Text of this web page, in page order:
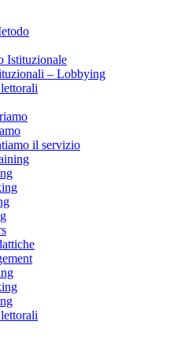
Istituzionale
– Lobbying
il servizio